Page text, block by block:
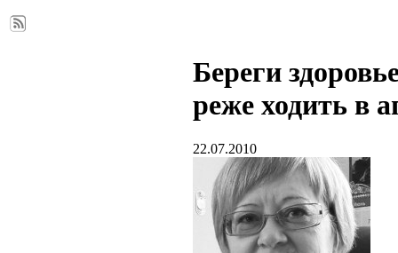
Береги
реже ходить в
22.07.2010